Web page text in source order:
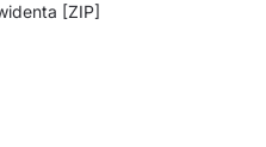
[ZIP]